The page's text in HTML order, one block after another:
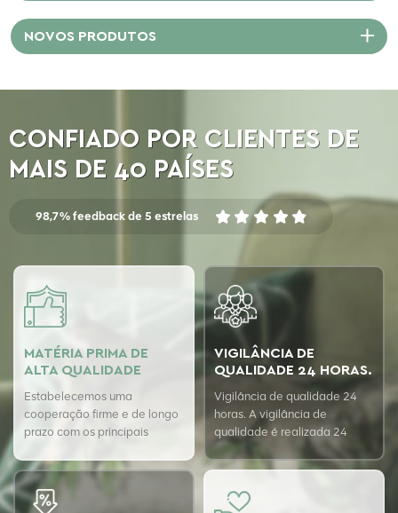
NOVOS PRODUTOS
CONFIADO POR CLIENTES DE
MAIS DE 40 PAÍSES
98,7% feedback de 5 estrelas
MATÉRIA PRIMA DE
ALTA QUALIDADE
Estabelecemos uma
cooperação firme e de longo
prazo com os principais
garantir a qualidade superior
de nossos produtos.
VIGILÂNCIA DE
QUALIDADE 24 HORAS.
Vigilância de qualidade 24
horas. A vigilância de
qualidade é realizada 24
horas por dia com o sistema
de garantia de qualidade
consistência de nossa